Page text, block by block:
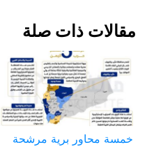
مقالات ذات صلة
خمسة محاور برية مرشحة